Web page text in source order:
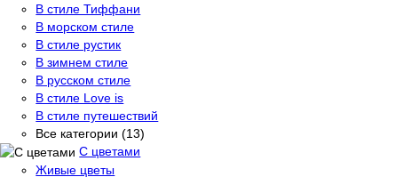
В стиле Тиффани
В морском стиле
В стиле рустик
В зимнем стиле
В русском стиле
В стиле Love is
В стиле путешествий
Все категории (13)
С цветами
Живые цветы